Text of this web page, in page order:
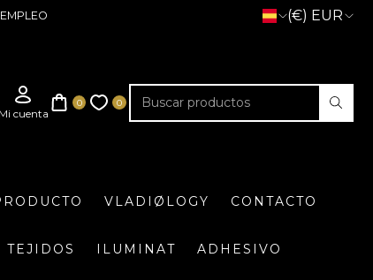
EMPLEO (€) EUR
VLADIØLOGY CONTACTO
TEJIDOS ILUMINAT ADHESIVO